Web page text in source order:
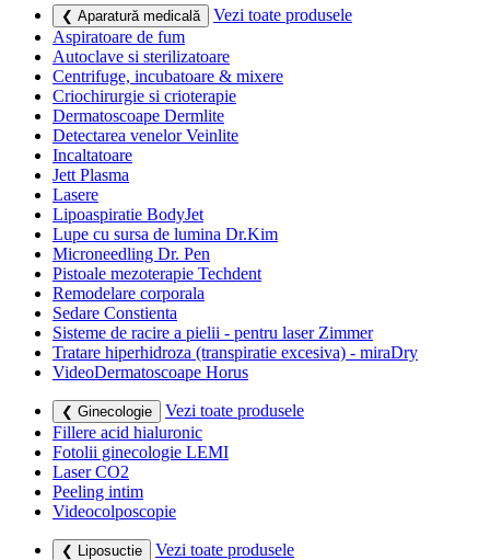
❮ Aparatură medicală
Vezi toate produsele
Aspiratoare de fum
Autoclave si sterilizatoare
Centrifuge, incubatoare & mixere
Criochirurgie si crioterapie
Dermatoscoape Dermlite
Detectarea venelor Veinlite
Incaltatoare
Jett Plasma
Lasere
Lipoaspiratie BodyJet
Lupe cu sursa de lumina Dr.Kim
Microneedling Dr. Pen
Pistoale mezoterapie Techdent
Remodelare corporala
Sedare Constienta
Sisteme de racire a pielii - pentru laser Zimmer
Tratare hiperhidroza (transpiratie excesiva) - miraDry
VideoDermatoscoape Horus
❮ Ginecologie
Vezi toate produsele
Fillere acid hialuronic
Fotolii ginecologie LEMI
Laser CO2
Peeling intim
Videocolposcopie
❮ Liposuctie
Vezi toate produsele